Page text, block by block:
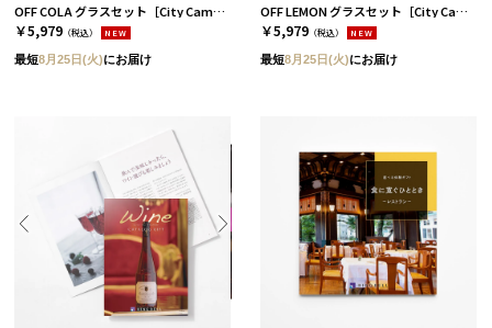
OFF COLA グラスセット［City Camp］
￥5,979 （税込） NEW
最短8月25日(火)にお届け
OFF LEMON グラスセット［City Camp］
￥5,979 （税込） NEW
最短8月25日(火)にお届け